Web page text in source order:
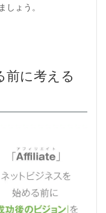
しょう。
前に考える